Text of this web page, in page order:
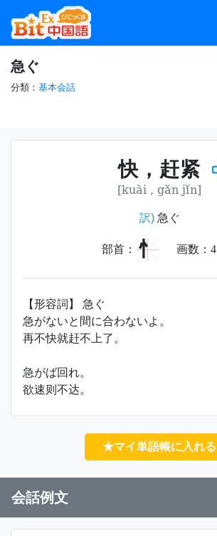
急ぐ
分類： 基本会話
快，赶紧
[kuài , gǎn jǐn]
訳)急ぐ
部首： 忄 画数： 4
【形容詞】 急ぐ
急がないと間に合わないよ。
再不快就赶不上了。
急がば回れ。
欲速则不达。
★マイ単語帳に入れる
会話例文